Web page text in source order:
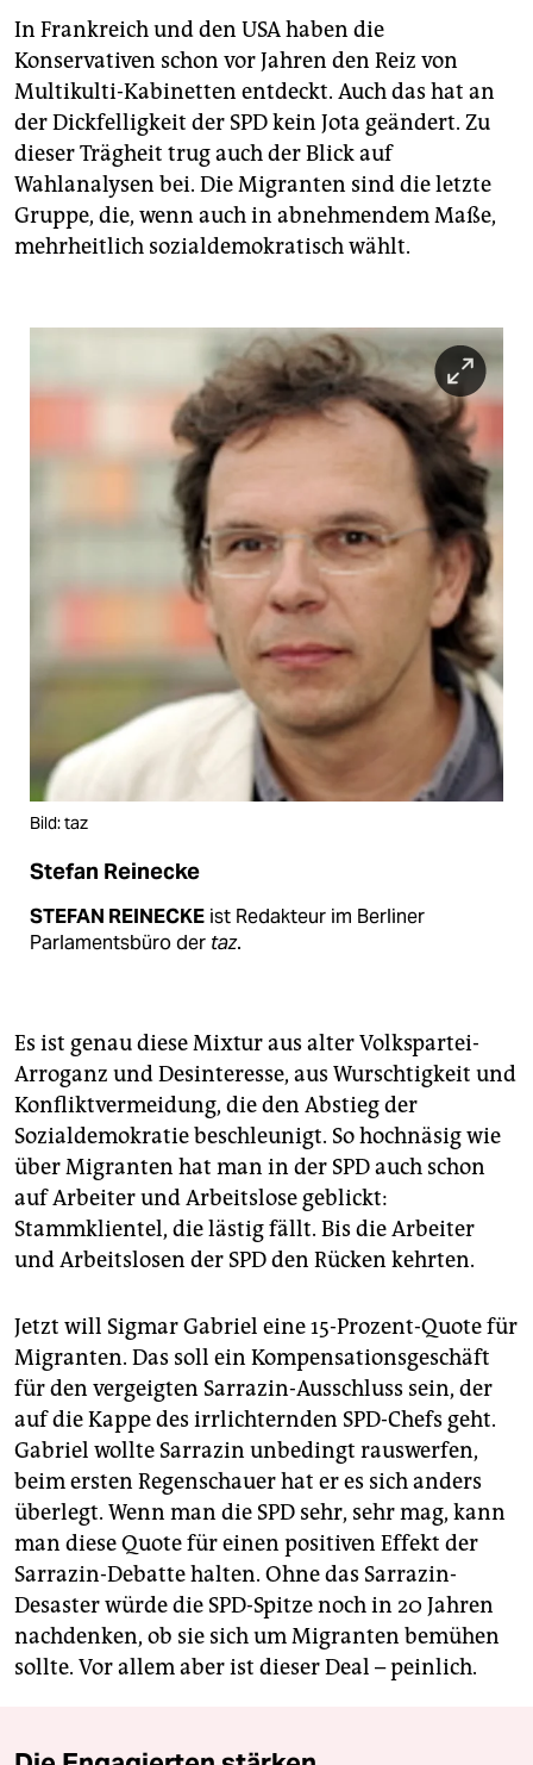
In Frankreich und den USA haben die
Konservativen schon vor Jahren den Reiz von
Multikulti-Kabinetten entdeckt. Auch das hat an
der Dickfelligkeit der SPD kein Jota geändert. Zu
dieser Trägheit trug auch der Blick auf
Wahlanalysen bei. Die Migranten sind die letzte
Gruppe, die, wenn auch in abnehmendem Maße,
mehrheitlich sozialdemokratisch wählt.
Bild: taz
Stefan Reinecke
STEFAN REINECKE ist Redakteur im Berliner
Parlamentsbüro der taz.
Es ist genau diese Mixtur aus alter Volkspartei-
Arroganz und Desinteresse, aus Wurschtigkeit und
Konfliktvermeidung, die den Abstieg der
Sozialdemokratie beschleunigt. So hochnäsig wie
über Migranten hat man in der SPD auch schon
auf Arbeiter und Arbeitslose geblickt:
Stammklientel, die lästig fällt. Bis die Arbeiter
und Arbeitslosen der SPD den Rücken kehrten.
Jetzt will Sigmar Gabriel eine 15-Prozent-Quote für
Migranten. Das soll ein Kompensationsgeschäft
für den vergeigten Sarrazin-Ausschluss sein, der
auf die Kappe des irrlichternden SPD-Chefs geht.
Gabriel wollte Sarrazin unbedingt rauswerfen,
beim ersten Regenschauer hat er es sich anders
überlegt. Wenn man die SPD sehr, sehr mag, kann
man diese Quote für einen positiven Effekt der
Sarrazin-Debatte halten. Ohne das Sarrazin-
Desaster würde die SPD-Spitze noch in 20 Jahren
nachdenken, ob sie sich um Migranten bemühen
sollte. Vor allem aber ist dieser Deal – peinlich.